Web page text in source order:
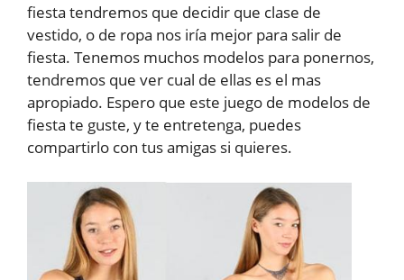
fiesta tendremos que decidir que clase de
vestido, o de ropa nos iría mejor para salir de
fiesta. Tenemos muchos modelos para ponernos,
tendremos que ver cual de ellas es el mas
apropiado. Espero que este juego de modelos de
fiesta te guste, y te entretenga, puedes
compartirlo con tus amigas si quieres.